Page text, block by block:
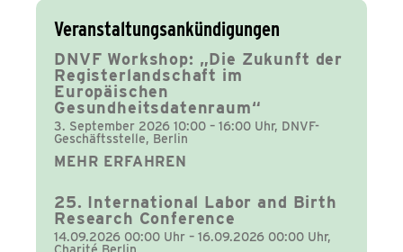
Veranstaltungsankündigungen
DNVF Workshop: „Die Zukunft der
Registerlandschaft im
Europäischen
Gesundheitsdatenraum“
3. September 2026 10:00 – 16:00 Uhr, DNVF-
Geschäftsstelle, Berlin
MEHR ERFAHREN
25. International Labor and Birth
Research Conference
14.09.2026 00:00 Uhr – 16.09.2026 00:00 Uhr,